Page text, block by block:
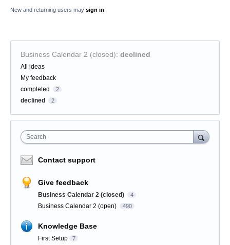
New and returning users may sign in
Business Calendar 2 (closed): declined
Categories
All ideas
My feedback
completed
2
declined 2
Search
Contact support
Give feedback
Business Calendar 2 (closed) 4
Business Calendar 2 (open) 490
Knowledge Base
First Setup 7